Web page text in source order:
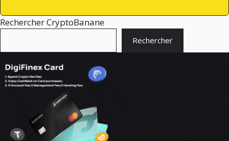
Rechercher CryptoBanane
Rechercher